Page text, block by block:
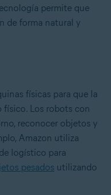
permite que
de forma natural y
físicas para que la
físico. Los robots con
reconocer objetos y
Amazon utiliza
logístico para
pesados utilizando